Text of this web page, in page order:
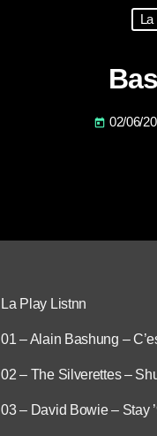
today 02/06/
La Play Listnn
01 – Alain Bashung –
02 – The Silverettes –
03 – David Bowie – Stay